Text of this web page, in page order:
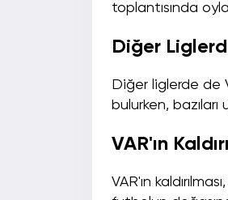
toplantısında
Diğer
Diğer liglerde de
bulurken,
VAR'ın
VAR'ın